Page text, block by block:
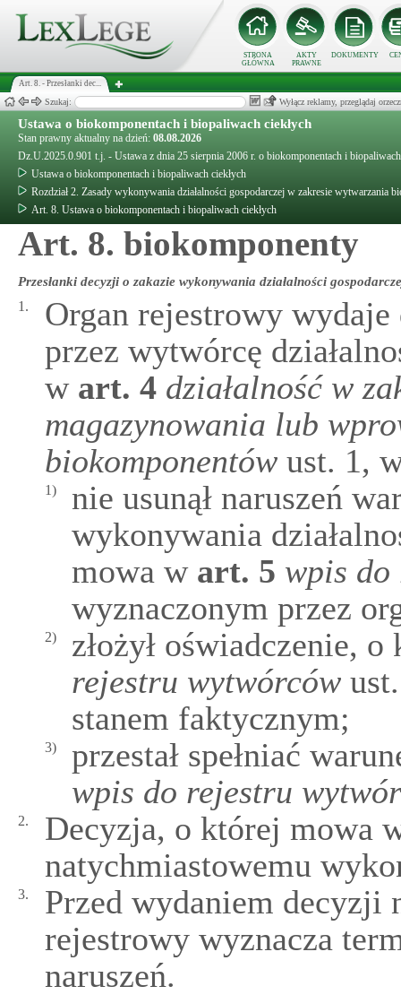
STRONA
GŁÓWNA
AKTY
PRAWNE
DOKUMENTY
Art. 8. - Przesłanki dec...
Szukaj: Wyłącz reklamy, przeglądaj
Ustawa o biokomponentach i biopaliwach ciekłych
Stan prawny aktualny na dzień: 08.08.2026
Dz.U.2025.0.901 t.j. - Ustawa z dnia 25 sierpnia 2006 r. o biokomponentach i
Ustawa o biokomponentach i biopaliwach ciekłych
Rozdział 2. Zasady wykonywania działalności gospodarczej w zakresie wytwarzania
Art. 8. Ustawa o biokomponentach i biopaliwach ciekłych
Art. 8. biokomponenty
Przesłanki decyzji o zakazie wykonywania działalności
1.
Organ rejestrowy
przez wytwórcę
wart. 4 działalność w
magazynowania lub
biokomponentów ust. 1,
1)
nie usunął naruszeń
wykonywania
mowa wart. 5 wpis
wyznaczonym przez
2)
złożył oświadczenie,
rejestru wytwórców
stanem faktycznym;
3)
przestał spełniać
wpis do rejestru
2.
Decyzja, o której mowa
natychmiastowemu
3.
Przed wydaniem decyzji
rejestrowy wyznacza
naruszeń.